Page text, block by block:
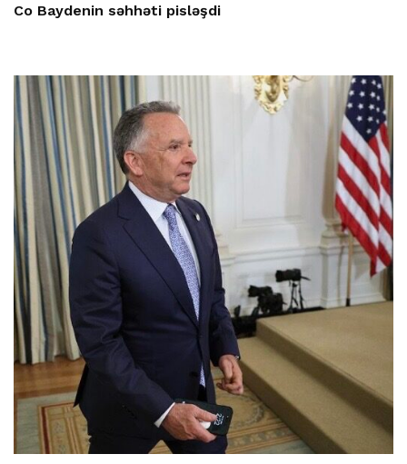
Co Baydenin səhhəti pisləşdi